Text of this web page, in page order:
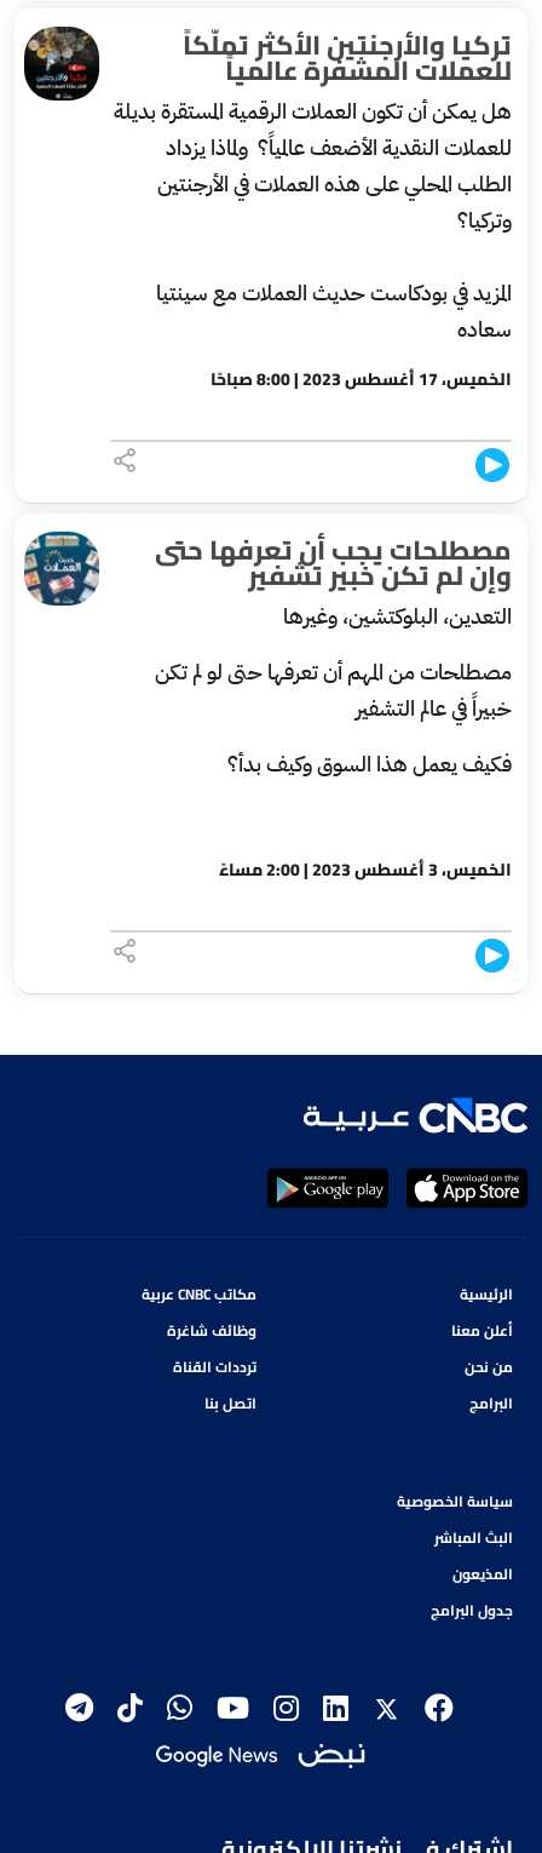
تركيا والأرجنتين الأكثر تملّكاً
للعملات المشفرة عالمياً
هل يمكن أن تكون العملات الرقمية المستقرة بديلة
للعملات النقدية الأضعف عالمياً؟ ولماذا يزداد
الطلب المحلي على هذه العملات في الأرجنتين
وتركيا؟
المزيد في بودكاست حديث العملات مع سينتيا
سعاده
الخميس، 17 أغسطس 2023 | 8:00 صباحًا
مصطلحات يجب أن تعرفها حتى
وإن لم تكن خبير تشفير
التعدين، البلوكتشين، وغيرها
مصطلحات من المهم أن تعرفها حتى لو لم تكن
خبيراً في عالم التشفير
فكيف يعمل هذا السوق وكيف بدأ؟
الخميس، 3 أغسطس 2023 | 2:00 مساءً
الرئيسية
أعلن معنا
من نحن
البرامج
مكاتب CNBC عربية
وظائف شاغرة
ترددات القناة
اتصل بنا
سياسة الخصوصية
البث المباشر
المذيعون
جدول البرامج